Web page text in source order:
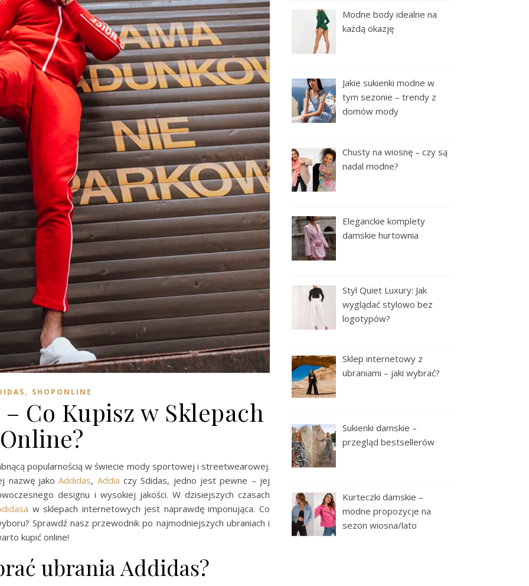
, SHOPONLINE
Co Kupisz w Sklepach
Online?
popularnością w świecie mody sportowej i streetwearowej.
nazwę jakoAddidas, Addia czy Sdidas, jedno jest pewne – jej
designu i wysokiej jakości. W dzisiejszych czasach
w sklepach internetowych jest naprawdę imponująca. Co
Sprawdź nasz przewodnik po najmodniejszych ubraniach i
kupić online!
ubrania Addidas?
Modne body idealne na
każdą okazję
Jakie sukienki modne w
tym sezonie – trendy z
domów mody
Chusty na wiosnę – czy są
nadal modne?
Eleganckie komplety
damskie hurtownia
Styl Quiet Luxury: Jak
wyglądać stylowo bez
logotypów?
Sklep internetowy z
ubraniami – jaki wybrać?
Sukienki damskie –
przegląd bestsellerów
Kurteczki damskie –
modne propozycje na
sezon wiosna/lato